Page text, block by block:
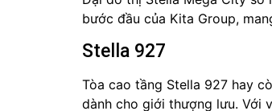
bước đầu của Kita Group,
Stella 927
Tòa cao tầng Stella 927 hay
dành cho giới thượng lưu. Với